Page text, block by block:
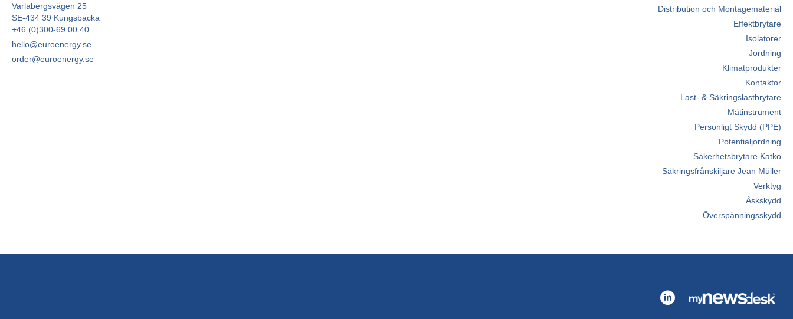
Distribution och Montagematerial
Effektbrytare
Isolatorer
Jordning
Klimatprodukter
Kontaktor
Last- & Säkringslastbrytare
Mätinstrument
Personligt Skydd (PPE)
Potentialjordning
Säkerhetsbrytare Katko
Säkringsfrånskiljare Jean Müller
Verktyg
Åskskydd
Överspänningsskydd
Varlabergsvägen 25
SE-434 39 Kungsbacka
+46 (0)300-69 00 40
hello@euroenergy.se
order@euroenergy.se